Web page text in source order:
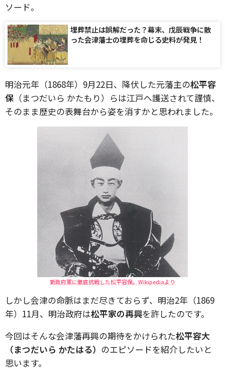
ソード。
埋葬禁止は誤解だった？幕末、戊辰戦争に散
った会津藩士の埋葬を命じる史料が発見！
明治元年（1868年）9月22日、降伏した元藩主の松平容
保 （まつだいら かたもり）らは江戸へ護送されて謹慎、
そのまま歴史の表舞台から姿を消すかと思われました。
新政府軍に徹底抗戦した松平容保。Wikipediaより
しかし会津の命脈はまだ尽きておらず、明治2年（1869
年）11月、明治政府は松平家の再興を許したのです。
今回はそんな会津藩再興の期待をかけられた松平容大
（まつだいら かたはる） のエピソードを紹介したいと
思います。